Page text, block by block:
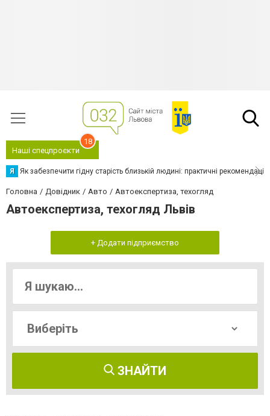
Наші спецпроєкти
18
Я Як забезпечити гідну старість близькій людині: практичні рекомендації
Головна Довідник Авто Автоекспертиза, техогляд
Автоекспертиза, техогляд Львів
+ Додати підприємство
ЗНАЙТИ